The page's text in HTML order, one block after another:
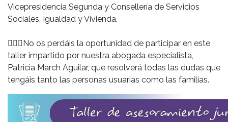
Vicepresidencia Segunda y Consellería de Servicios
Sociales, Igualdad y Vivienda.
👩🏼‍⚖️No os perdáis la oportunidad de participar en este
taller impartido por nuestra abogada especialista,
Patricia March Aguilar, que resolverá todas las dudas que
tengáis tanto las personas usuarias como las familias.